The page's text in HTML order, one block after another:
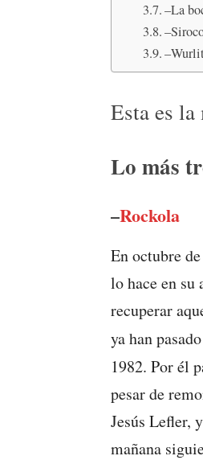
–La
Esta es
Lo más
–Rockola
En octubre
lo hace en su
recuperar
ya han
1982. Por él
pesar de
Jesús Lefler,
mañana